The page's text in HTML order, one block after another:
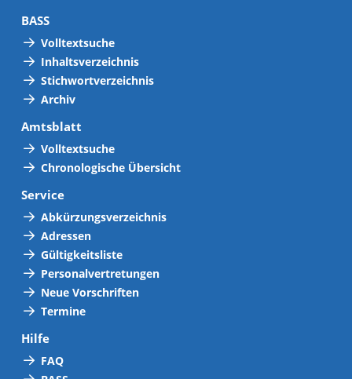
BASS
Volltextsuche
Inhaltsverzeichnis
Stichwortverzeichnis
Archiv
Amtsblatt
Volltextsuche
Chronologische Übersicht
Service
Abkürzungsverzeichnis
Adressen
Gültigkeitsliste
Personalvertretungen
Neue Vorschriften
Termine
Hilfe
FAQ